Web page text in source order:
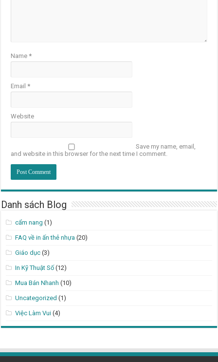
Name*
Email*
Website
Save my name, email,
and website in this browser for the next time I comment.
Danh sách Blog
cẩm nang (1)
FAQ về in ấn thẻ nhựa (20)
Giáo dục (3)
In Kỹ Thuật Số (12)
Mua Bán Nhanh (10)
Uncategorized (1)
Việc Làm Vui (4)